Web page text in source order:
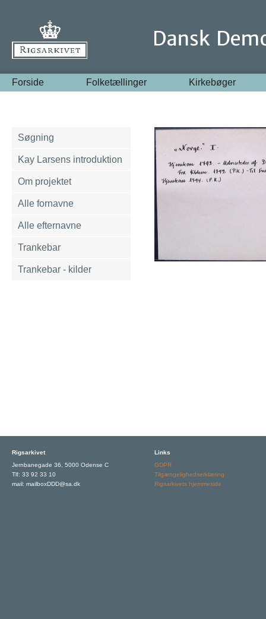
Forside Folketællinger Kirkebøger
Søgning
Kay Larsens introduktion
Om projektet
Alle fornavne
Alle efternavne
Trankebar
Trankebar - kilder
Rigsarkivet
Jernbanegade 36, 5000 Odense C
Tlf: 33 92 33 10
mail: mailboxDDD@sa.dk
Links
GDPR
Tilgængelighedserklæring
Rigsarkivets hjemmeside